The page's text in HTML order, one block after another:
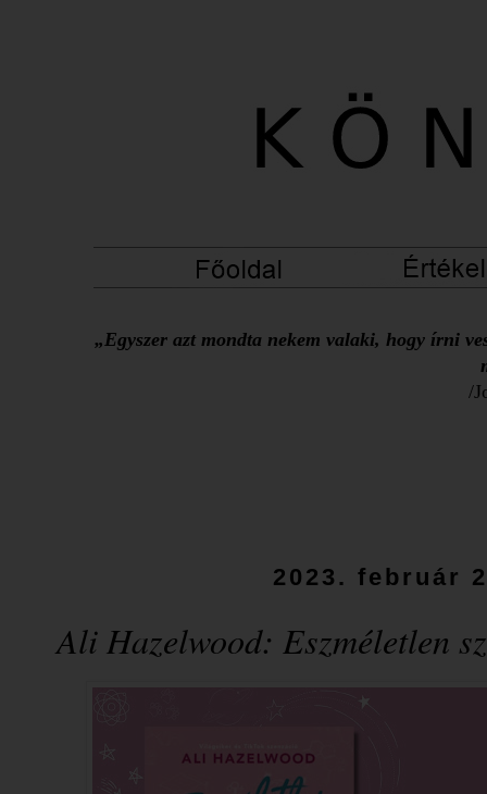
„Egyszer azt mondta nekem valaki, hogy írni
/
2023. február
Ali Hazelwood: Eszméletlen